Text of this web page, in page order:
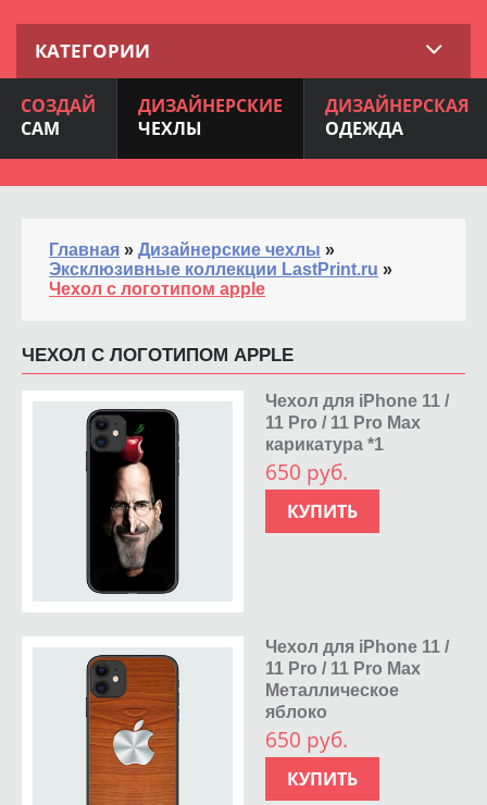
КАТЕГОРИИ
СОЗДАЙ
САМ
ДИЗАЙНЕРСКИЕ
ЧЕХЛЫ
ДИЗАЙНЕРСКАЯ
ОДЕЖДА
Главная » Дизайнерские чехлы »
Эксклюзивные коллекции LastPrint.ru »
Чехол с логотипом apple
ЧЕХОЛ С ЛОГОТИПОМ APPLE
Чехол для iPhone 11 /
11 Pro / 11 Pro Max
карикатура *1
650 руб.
КУПИТЬ
Чехол для iPhone 11 /
11 Pro / 11 Pro Max
Металлическое
яблоко
650 руб.
КУПИТЬ